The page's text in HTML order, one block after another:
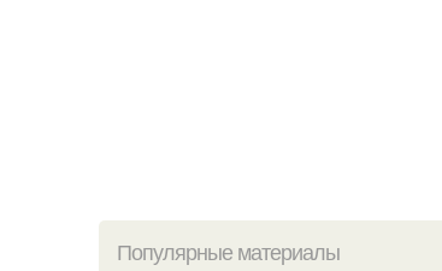
Популярные материалы